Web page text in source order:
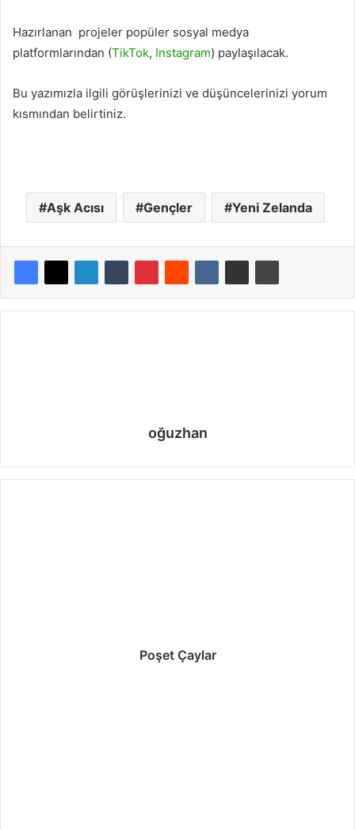
Hazırlanan projeler popüler sosyal medya
platformlarından (TikTok, Instagram) paylaşılacak.
Bu yazımızla ilgili görüşlerinizi ve düşüncelerinizi yorum
kısmından belirtiniz.
Aşk Acısı Gençler Yeni Zelanda
oğuzhan
Poşet Çaylar